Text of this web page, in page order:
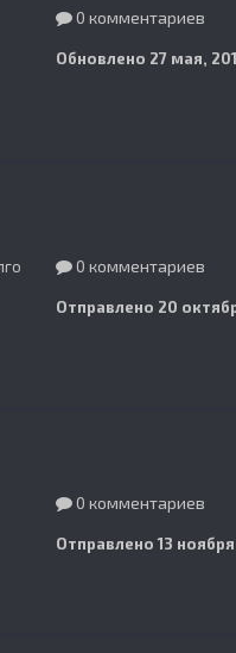
0 комментариев
Обновлено 27 мая,
0 комментариев
Отправлено 20
0 комментариев
Отправлено13